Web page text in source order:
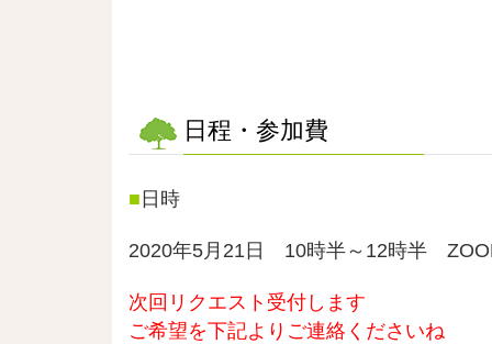
日程・参加費
■ 日時
2020年5月21日 10時半～12時半
次回リクエスト受付します
ご希望を下記よりご連絡くださいね